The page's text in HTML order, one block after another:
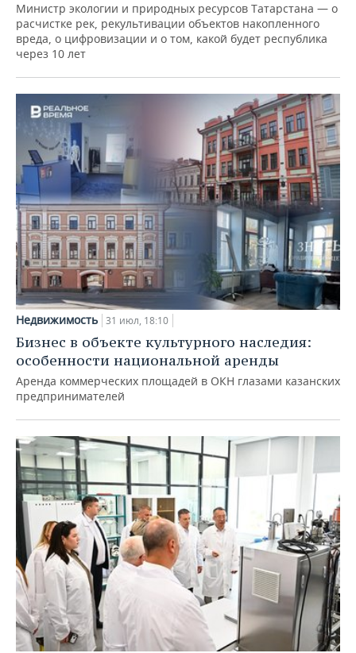
Министр экологии и природных ресурсов Татарстана — о
расчистке рек, рекультивации объектов накопленного
вреда, о цифровизации и о том, какой будет республика
через 10 лет
Недвижимость 31 июл, 18:10
Бизнес в объекте культурного наследия:
особенности национальной аренды
Аренда коммерческих площадей в ОКН глазами казанских
предпринимателей